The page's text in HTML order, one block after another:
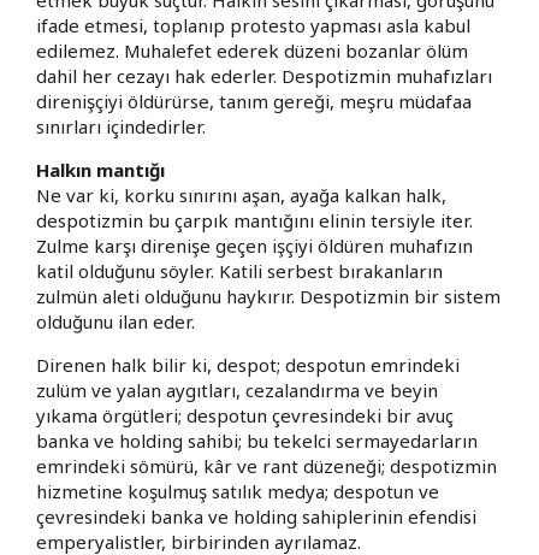
ifade etmesi, toplanıp protesto yapması asla kabul
edilemez. Muhalefet ederek düzeni bozanlar ölüm
dahil her cezayı hak ederler. Despotizmin muhafızları
direnişçiyi öldürürse, tanım gereği, meşru müdafaa
sınırları içindedirler.
Halkın mantığı
Ne var ki, korku sınırını aşan, ayağa kalkan halk,
despotizmin bu çarpık mantığını elinin tersiyle iter.
Zulme karşı direnişe geçen işçiyi öldüren muhafızın
katil olduğunu söyler. Katili serbest bırakanların
zulmün aleti olduğunu haykırır. Despotizmin bir sistem
olduğunu ilan eder.
Direnen halk bilir ki, despot; despotun emrindeki
zulüm ve yalan aygıtları, cezalandırma ve beyin
yıkama örgütleri; despotun çevresindeki bir avuç
banka ve holding sahibi; bu tekelci sermayedarların
emrindeki sömürü, kâr ve rant düzeneği; despotizmin
hizmetine koşulmuş satılık medya; despotun ve
çevresindeki banka ve holding sahiplerinin efendisi
emperyalistler, birbirinden ayrılamaz.